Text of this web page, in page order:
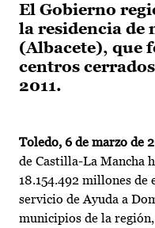
El Gobierno
la residencia de
(Albacete), que
centros
2011.
Toledo, 6 de marzo de
de Castilla-La Mancha
18.154.492 millones de
servicio de Ayuda a
municipios de la